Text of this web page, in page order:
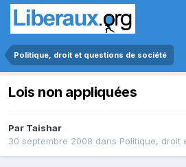
Politique, droit et questions de société
Lois non appliquées
Par Taishar
30 septembre 2008 dans Politique, droit